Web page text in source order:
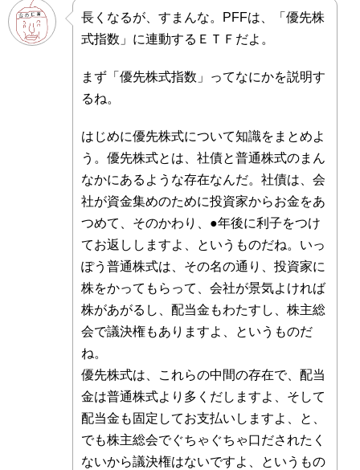
長くなるが、すまんな。PFFは、「優先株
式指数」に連動するＥＴＦだよ。
まず「優先株式指数」ってなにかを説明す
るね。
はじめに優先株式について知識をまとめよ
う。優先株式とは、社債と普通株式のまん
なかにあるような存在なんだ。社債は、会
社が資金集めのために投資家からお金をあ
つめて、そのかわり、●年後に利子をつけ
てお返ししますよ、というものだね。いっ
ぽう普通株式は、その名の通り、投資家に
株をかってもらって、会社が景気よければ
株があがるし、配当金もわたすし、株主総
会で議決権もありますよ、というものだ
ね。
優先株式は、これらの中間の存在で、配当
金は普通株式より多くだしますよ、そして
配当金も固定してお支払いしますよ、と、
でも株主総会でぐちゃぐちゃ口だされたく
ないから議決権はないですよ、というもの